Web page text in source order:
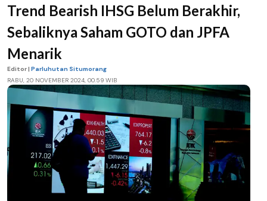
Trend Bearish IHSG Belum Berakhir,
Sebaliknya Saham GOTO dan JPFA
Menarik
Editor | Parluhutan Situmorang
RABU, 20 NOVEMBER 2024, 00.59 WIB